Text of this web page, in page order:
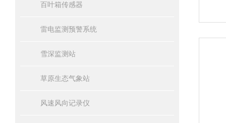
百叶箱传感器
雷电监测预警系统
雪深监测站
草原生态气象站
风速风向记录仪